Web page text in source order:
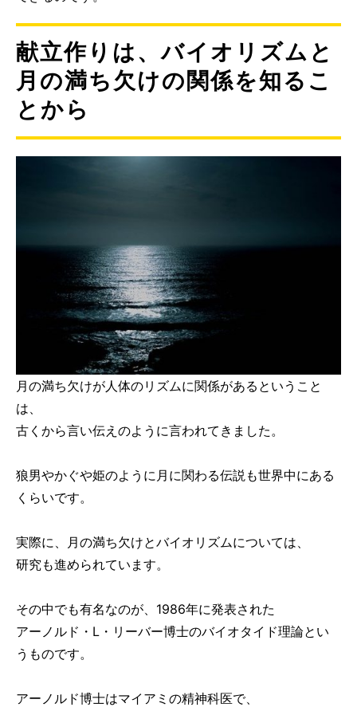
献立作りは、バイオリズムと
月の満ち欠けの関係を知るこ
とから
月の満ち欠けが人体のリズムに関係があるということ
は、
古くから言い伝えのように言われてきました。
狼男やかぐや姫のように月に関わる伝説も世界中にある
くらいです。
実際に、月の満ち欠けとバイオリズムについては、
研究も進められています。
その中でも有名なのが、1986年に発表された
アーノルド・L・リーバー博士のバイオタイド理論とい
うものです。
アーノルド博士はマイアミの精神科医で、